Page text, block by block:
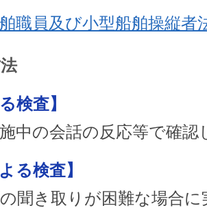
職員及び小型船舶操縦者
検査】
中の会話の反応等で確認
る検査】
聞き取りが困難な場合